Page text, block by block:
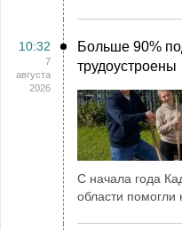
10:32
7
августа
2026
Больше 90%
трудоустроены
С начала года
области помогли